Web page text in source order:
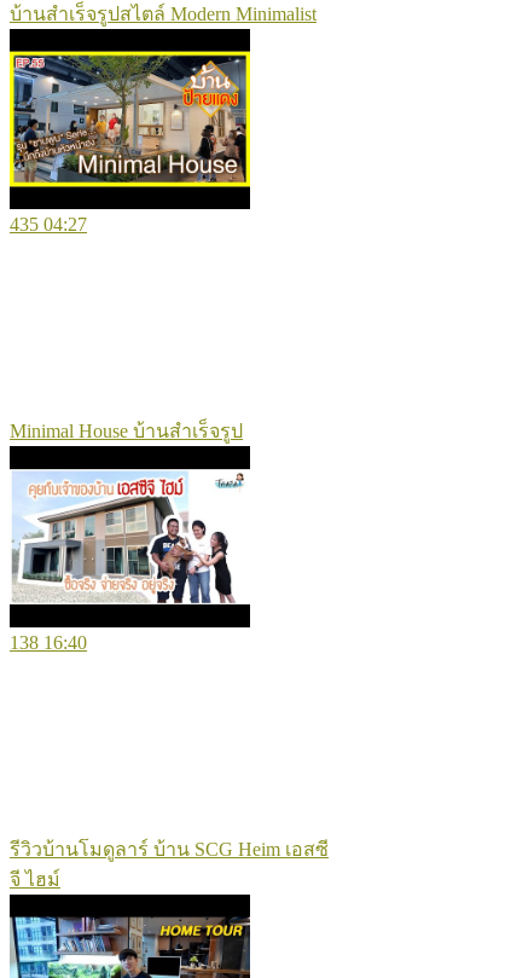
บ้านสำเร็จรูปสไตล์ Modern Minimalist
435 04:27
Minimal House บ้านสำเร็จรูป
138 16:40
รีวิวบ้านโมดูลาร์ บ้าน SCG Heim เอสซี
จี ไฮม์